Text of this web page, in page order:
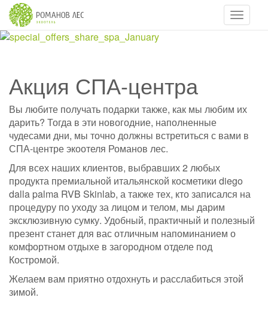
Акция СПА-центра
Вы любите получать подарки также, как мы любим их
дарить? Тогда в эти новогодние, наполненные
чудесами дни, мы точно должны встретиться с вами в
СПА-центре экоотеля Романов лес.
Для всех наших клиентов, выбравших 2 любых
продукта премиальной итальянской косметики diego
dalla palma RVB Skinlab, а также тех, кто записался на
процедуру по уходу за лицом и телом, мы дарим
эксклюзивную сумку. Удобный, практичный и полезный
презент станет для вас отличным напоминанием о
комфортном отдыхе в загородном отделе под
Костромой.
Желаем вам приятно отдохнуть и расслабиться этой
зимой.